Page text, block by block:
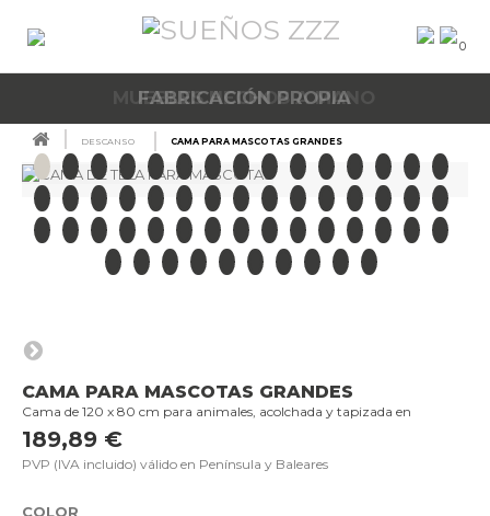
MUEBLES HECHOS A MANO
DESCANSO CAMA PARA MASCOTAS GRANDES
CAMA PARA MASCOTAS GRANDES
Cama de 120 x 80 cm para animales, acolchada y tapizada en
189,89 €
PVP (IVA incluido) válido en Península y Baleares
COLOR
0